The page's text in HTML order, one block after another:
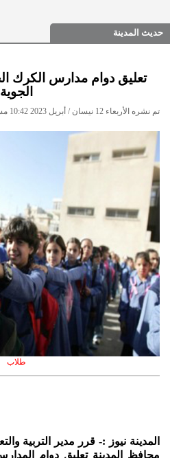
حديث المدينة
تعليق دوام مدارس الكرك
الجوية
تم نشره الأربعاء 12 نيسان / أبريل 2023 10:42 مساءً
طلاب
المدينة نيوز :- قرر مدير التربية
محافظ المدينة تعليق دوام